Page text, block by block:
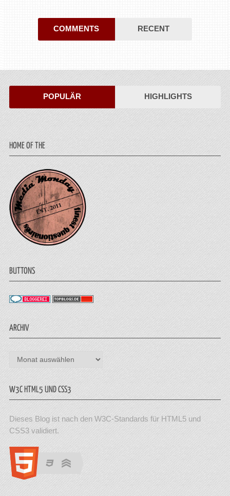
COMMENTS RECENT
POPULÄR HIGHLIGHTS
HOME OF THE
BUTTONS
ARCHIV
Archiv
W3C HTML5 UND CSS3
Dieses Blog ist nach den W3C-Standards für HTML5 und
CSS3 validiert.